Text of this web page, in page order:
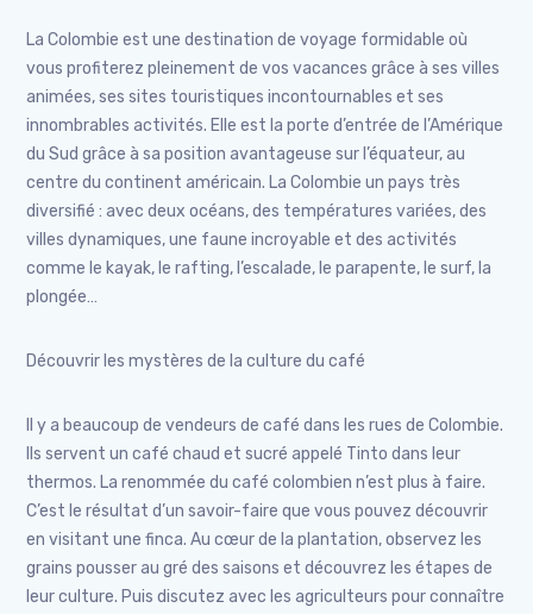
La Colombie est une destination de voyage formidable où
vous profiterez pleinement de vos vacances grâce à ses villes
animées, ses sites touristiques incontournables et ses
innombrables activités. Elle est la porte d’entrée de l’Amérique
du Sud grâce à sa position avantageuse sur l’équateur, au
centre du continent américain. La Colombie un pays très
diversifié : avec deux océans, des températures variées, des
villes dynamiques, une faune incroyable et des activités
comme le kayak, le rafting, l’escalade, le parapente, le surf, la
plongée…
Découvrir les mystères de la culture du café
Il y a beaucoup de vendeurs de café dans les rues de Colombie.
Ils servent un café chaud et sucré appelé Tinto dans leur
thermos. La renommée du café colombien n’est plus à faire.
C’est le résultat d’un savoir-faire que vous pouvez découvrir
en visitant une finca. Au cœur de la plantation, observez les
grains pousser au gré des saisons et découvrez les étapes de
leur culture. Puis discutez avec les agriculteurs pour connaître